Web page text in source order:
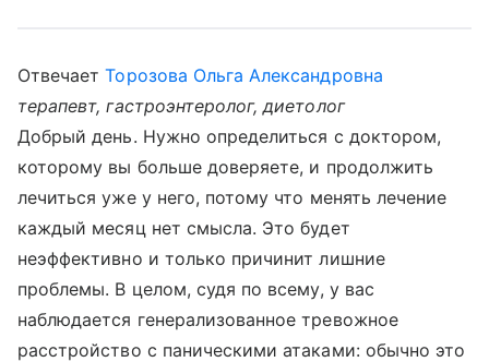
ОтвечаетТорозова Ольга Александровна
терапевт, гастроэнтеролог, диетолог
Добрый день. Нужно определиться с доктором,
которому вы больше доверяете, и продолжить
лечиться уже у него, потому что менять лечение
каждый месяц нет смысла. Это будет
неэффективно и только причинит лишние
проблемы. В целом, судя по всему, у вас
наблюдается генерализованное тревожное
расстройство с паническими атаками: обычно это